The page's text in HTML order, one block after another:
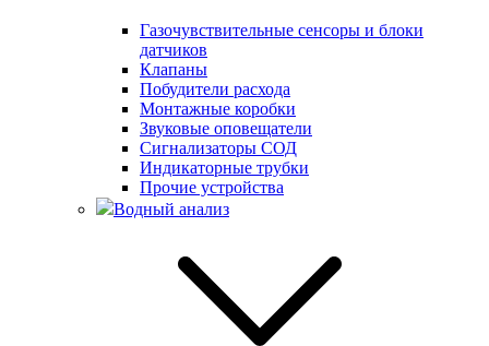
Газочувствительные сенсоры и блоки
датчиков
Клапаны
Побудители расхода
Монтажные коробки
Звуковые оповещатели
Сигнализаторы СОД
Индикаторные трубки
Прочие устройства
Водный анализ